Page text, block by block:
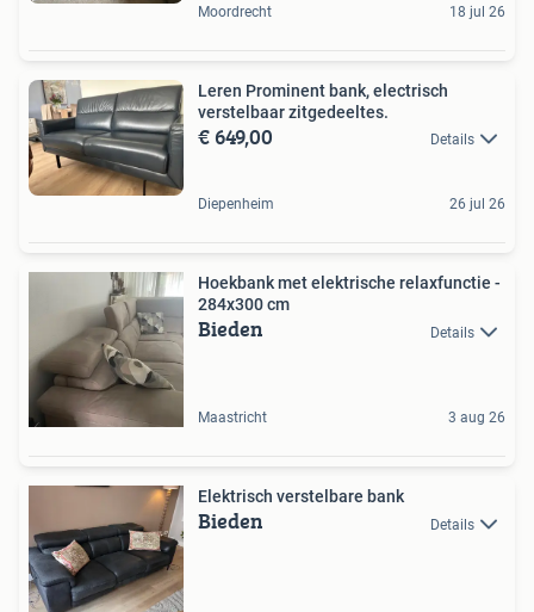
Moordrecht 18 jul 26
Leren Prominent bank, electrisch
verstelbaar zitgedeeltes.
€ 649,00 Details
Diepenheim 26 jul 26
Hoekbank met elektrische relaxfunctie -
284x300 cm
Bieden Details
Maastricht 3 aug 26
Elektrisch verstelbare bank
Bieden Details